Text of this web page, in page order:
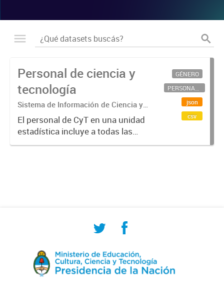
Personal de ciencia y
tecnología
Sistema de Información de Ciencia y
Tecnología Argentino (SICYTAR)
El personal de CyT en una unidad
estadística incluye a todas las
personas involucradas
GÉNERO
PERSONAL CIENTÍFICO-TECNOLÓGICO
json
csv